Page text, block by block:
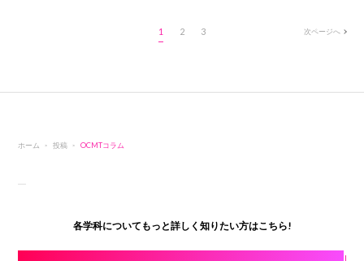
1 2 3 次ページへ
ホーム 投稿 OCMTコラム
各学科についてもっと詳しく知りたい方はこちら!